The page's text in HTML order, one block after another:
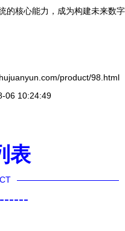
的核心能力，成为构建未来数字
product/98.html
06 10:24:49
表